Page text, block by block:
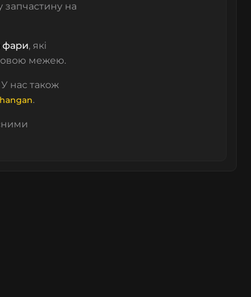
на
фари, які
межею.
У нас також
.